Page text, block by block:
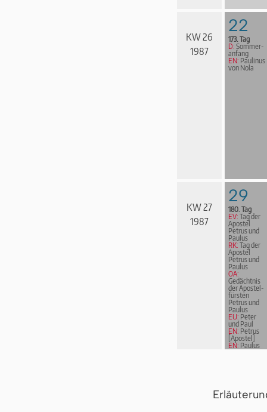
KW 26
1987
22
173. Tag
D: Som­mer­
an­fang
EN: Paulinus
von Nola
KW 27
1987
29
180. Tag
EV: Tag der
Apostel
Petrus und
Paulus
RK: Tag der
Apostel
Petrus und
Paulus
OA:
Gedächtnis
der Apostel­
fürs­ten
Petrus und
Paulus
EU: Peter
und Paul
EN: Petrus
[Apostel]
EN: Paulus